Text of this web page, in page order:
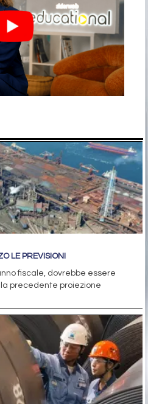
LE PREVISIONI
fiscale, dovrebbe essere
precedente proiezione